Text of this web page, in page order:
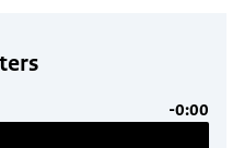
-0:00